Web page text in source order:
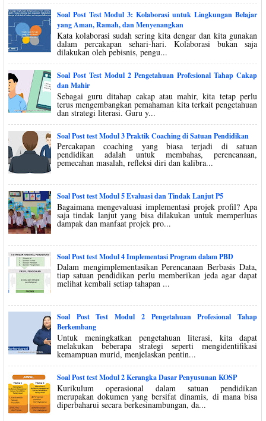
Soal Post Test Modul 3: Kolaborasi untuk Lingkungan Belajar
yang Aman, Ramah, dan Menyenangkan
Kata kolaborasi sudah sering kita dengar dan kita gunakan
dalam percakapan sehari-hari. Kolaborasi bukan saja
dilakukan oleh pebisnis, pengu...
Soal Post Test Modul 2 Pengetahuan Profesional Tahap Cakap
dan Mahir
Sebagai guru ditahap cakap atau mahir, kita tetap perlu
terus mengembangkan pemahaman kita terkait pengetahuan
dan strategi literasi. Guru y...
Soal Post test Modul 3 Praktik Coaching di Satuan Pendidikan
Percakapan coaching yang biasa terjadi di satuan
pendidikan adalah untuk membahas, perencanaan,
pemecahan masalah, refleksi diri dan kalibra...
Soal Post test Modul 5 Evaluasi dan Tindak Lanjut P5
Bagaimana mengevaluasi implementasi projek profil? Apa
saja tindak lanjut yang bisa dilakukan untuk memperluas
dampak dan manfaat projek pro...
Soal Post test Modul 4 Implementasi Program dalam PBD
Dalam mengimplementasikan Perencanaan Berbasis Data,
tiap satuan pendidikan perlu memberikan jeda agar dapat
melihat kembali setiap tahapan ...
Soal Post Test Modul 2 Pengetahuan Profesional Tahap
Berkembang
Untuk meningkatkan pengetahuan literasi, kita dapat
melakukan beberapa strategi seperti mengidentifikasi
kemampuan murid, menjelaskan pentin...
Soal Post test Modul 2 Kerangka Dasar Penyusunan KOSP
Kurikulum operasional dalam satuan pendidikan
merupakan dokumen yang bersifat dinamis, di mana bisa
diperbaharui secara berkesinambungan, da...